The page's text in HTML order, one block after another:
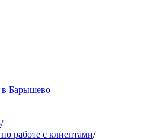
в Барышево
/
работе с клиентами/